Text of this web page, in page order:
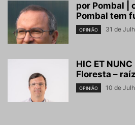
por Pombal |
Pombal tem
OPINIÃO 31 de
HIC ET
Floresta –
OPINIÃO 10 de